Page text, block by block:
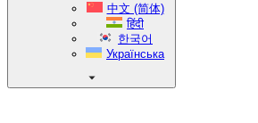
中文 (简体)
हिंदी
한국어
Українська